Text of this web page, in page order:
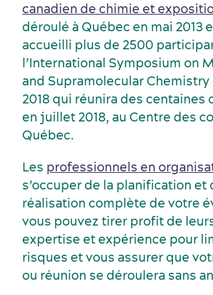
Industries clés
canadien de chimie et
déroulé à Québec en mai 2013
accueilli plus de 2500
l’International Symposium on
and Supramolecular Chemistry
2018 qui réunira des centaines
en juillet 2018, au Centre des
Québec.
Les professionnels en
s’occuper de la planification et
réalisation complète de votre
vous pouvez tirer profit de
expertise et expérience pour
risques et vous assurer que
ou réunion se déroulera sans